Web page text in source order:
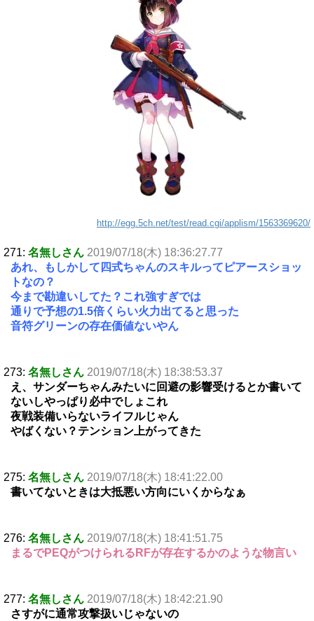
http://egg.5ch.net/test/read.cgi/applism/1563369620/
271: 名無しさん 2019/07/18(木) 18:36:27.77
あれ、もしかして四式ちゃんのスキルってピアースショッ
トなの？
今まで勘違いしてた？これ強すぎでは
通りで予想の1.5倍くらい火力出てると思った
音符グリーンの存在価値ないやん
273: 名無しさん 2019/07/18(木) 18:38:53.37
え、サンダーちゃんみたいに回避の影響受けるとか書いて
ないしやっぱり必中でしょこれ
夜戦装備いらないライフルじゃん
やばくない？テンション上がってきた
275: 名無しさん 2019/07/18(木) 18:41:22.00
書いてないときは大抵悪い方向にいくからなぁ
276: 名無しさん 2019/07/18(木) 18:41:51.75
まるでPEQがつけられるRFが存在するかのような物言い
277: 名無しさん 2019/07/18(木) 18:42:21.90
さすがに通常攻撃扱いじゃないの